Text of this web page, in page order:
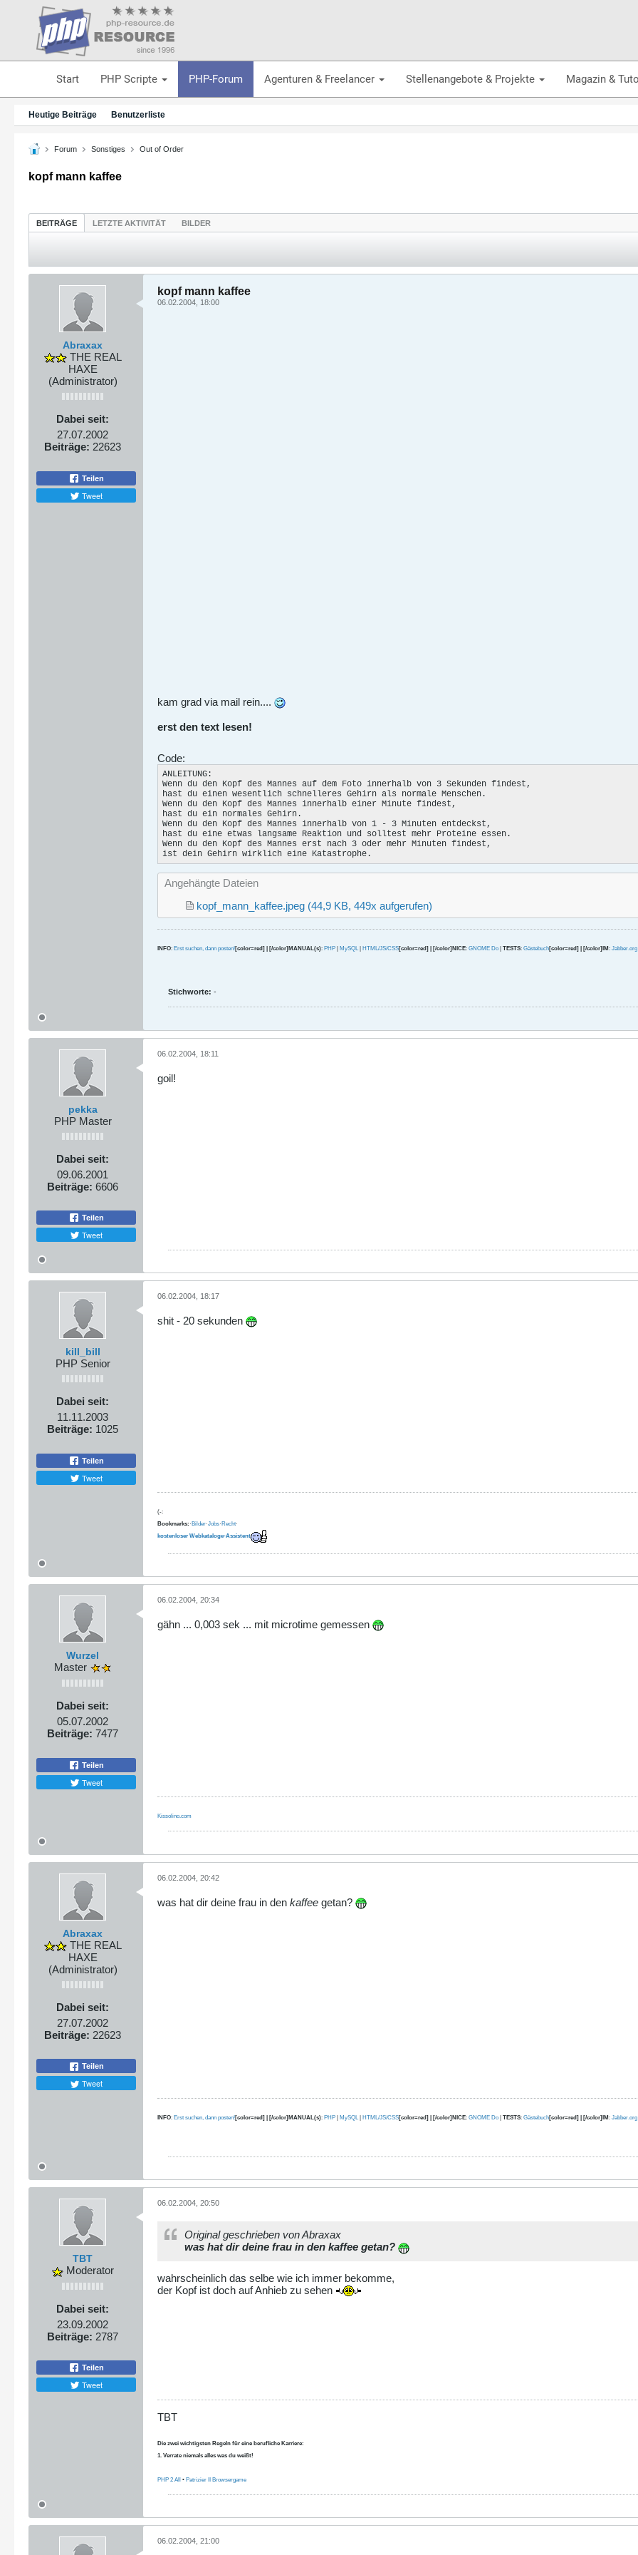
Start PHP Scripte PHP-Forum Agenturen & Freelancer Stellenangebote & Projekte Magazin &
Heutige Beiträge Benutzerliste
Forum Sonstiges Out of Order
kopf mann kaffee
BEITRÄGE LETZTE AKTIVITÄT BILDER
Abraxax
THE REAL
HAXE
(Administrator)
Dabei seit:
27.07.2002
Beiträge: 22623
Teilen
Tweet
kopf mann kaffee
06.02.2004, 18:00
kam grad via mail rein....
erst den text lesen!
Code:
ANLEITUNG:
Wenn du den Kopf des Mannes auf dem Foto innerhalb von 3 Sekunden findest,
hast du einen wesentlich schnelleres Gehirn als normale Menschen.
Wenn du den Kopf des Mannes innerhalb einer Minute findest,
hast du ein normales Gehirn.
Wenn du den Kopf des Mannes innerhalb von 1 - 3 Minuten entdeckst,
hast du eine etwas langsame Reaktion und solltest mehr Proteine essen.
Wenn du den Kopf des Mannes erst nach 3 oder mehr Minuten findest,
ist dein Gehirn wirklich eine Katastrophe.
Angehängte Dateien
kopf_mann_kaffee.jpeg (44,9 KB, 449x aufgerufen)
INFO: Erst suchen, dann posten![color=red] | [/color]MANUAL(s): PHP MySQL HTML/JS/CSS[color=red] | [/color]NICE: GNOME Do TESTS: Gästebuch[color=red] | [/color]IM : Jabber.org
Stichworte: -
pekka
PHP Master
Dabei seit:
09.06.2001
Beiträge: 6606
Teilen
Tweet
06.02.2004, 18:11
goil!
kill_bill
PHP Senior
Dabei seit:
11.11.2003
Beiträge: 1025
Teilen
Tweet
06.02.2004, 18:17
shit - 20 sekunden
(-:
Bookmarks: · Bilder·Jobs· Recht·
kostenloser Webkataloge-Assistent
Wurzel
Master
Dabei seit:
05.07.2002
Beiträge: 7477
Teilen
Tweet
06.02.2004, 20:34
gähn ... 0,003 sek ... mit microtime gemessen
Kissolino.com
Abraxax
THE REAL
HAXE
(Administrator)
Dabei seit:
27.07.2002
Beiträge: 22623
Teilen
Tweet
06.02.2004, 20:42
was hat dir deine frau in den kaffee getan?
INFO: Erst suchen, dann posten![color=red] | [/color]MANUAL(s): PHP MySQL| HTML/JS/CSS[color=red] | [/color]NICE: GNOME Do TESTS: Gästebuch[color=red] | [/color]IM : Jabber.org
TBT
Moderator
Dabei seit:
23.09.2002
Beiträge: 2787
Teilen
Tweet
06.02.2004, 20:50
Original geschrieben von Abraxax
was hat dir deine frau in den kaffee getan?
wahrscheinlich das selbe wie ich immer bekomme,
der Kopf ist doch auf Anhieb zu sehen
TBT
Die zwei wichtigsten Regeln für eine berufliche Karriere:
1. Verrate niemals alles was du weißt!
PHP 2 All • Patrizier II Browsergame
06.02.2004, 21:00